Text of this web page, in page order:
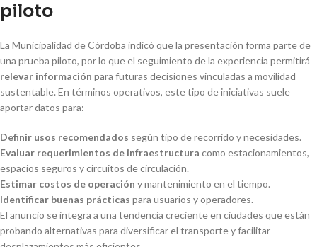
piloto
La Municipalidad de Córdoba indicó que la presentación forma parte de
una prueba piloto, por lo que el seguimiento de la experiencia permitirá
relevar información para futuras decisiones vinculadas a movilidad
sustentable. En términos operativos, este tipo de iniciativas suele
aportar datos para:
Definir usos recomendados según tipo de recorrido y necesidades.
Evaluar requerimientos de infraestructura como estacionamientos,
espacios seguros y circuitos de circulación.
Estimar costos de operación y mantenimiento en el tiempo.
Identificar buenas prácticas para usuarios y operadores.
El anuncio se integra a una tendencia creciente en ciudades que están
probando alternativas para diversificar el transporte y facilitar